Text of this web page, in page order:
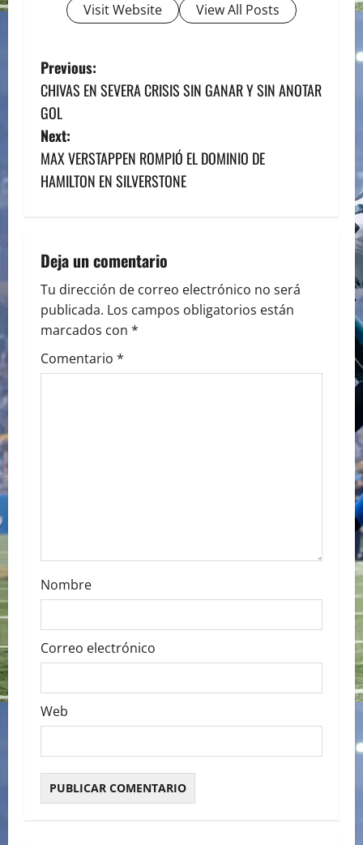
Visit Website View All Posts
P
o
s
t
v
i
g
a
Previous:
CHIVAS EN SEVERA CRISIS SIN GANAR Y SIN ANOTAR
GOL
Next:
MAX VERSTAPPEN ROMPIÓ EL DOMINIO DE
HAMILTON EN SILVERSTONE
Deja un comentario
Tu dirección de correo electrónico no será
publicada. Los campos obligatorios están
marcados con *
Comentario *
Nombre
Correo electrónico
Web